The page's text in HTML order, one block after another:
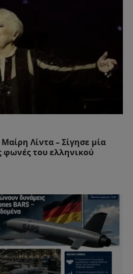
Λίντα – Σίγησε μία
φωνές του ελληνικού